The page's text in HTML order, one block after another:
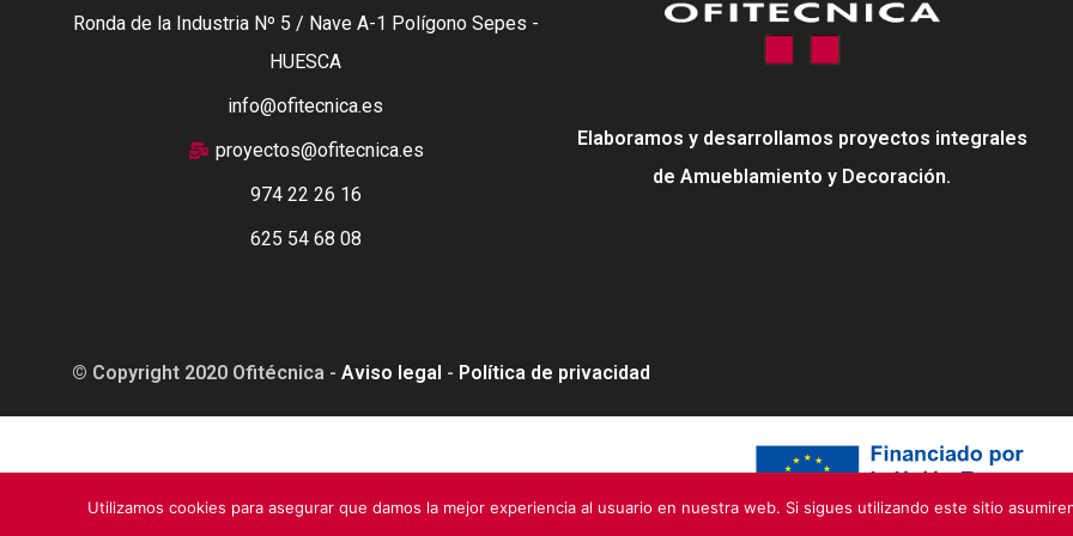
Ronda de la Industria Nº 5 / Nave A-1 Polígono Sepes -
HUESCA
info@ofitecnica.es
proyectos@ofitecnica.es
974 22 26 16
625 54 68 08
Elaboramos y desarrollamos proyectos integrales
de Amueblamiento y Decoración.
© Copyright 2020 Ofitécnica - Aviso legal - Política de privacidad
Esta web está financiada por la Unión Europea - Next Generation EU
Utilizamos cookies para asegurar que damos la mejor experiencia al usuario en nuestra web. Si sigues utilizando este sitio